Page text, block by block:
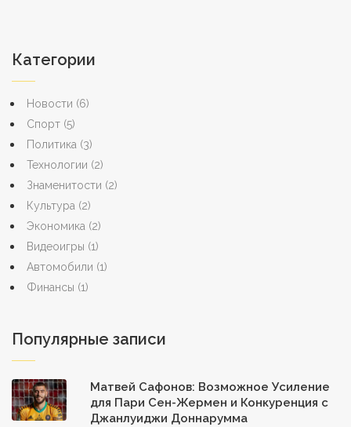
Категории
Новости (6)
Спорт (5)
Политика (3)
Технологии (2)
Знаменитости (2)
Культура (2)
Экономика (2)
Видеоигры (1)
Автомобили (1)
Финансы (1)
Популярные записи
Матвей Сафонов: Возможное Усиление
для Пари Сен-Жермен и Конкуренция с
Джанлуиджи Доннарумма